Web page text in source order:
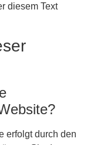
diesem Text
erfolgt durch den